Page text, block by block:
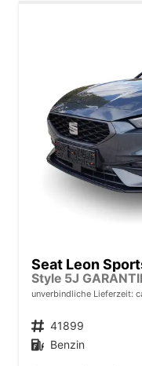
Seat Leon
unverbindliche Lieferzeit:
Fahrzeugnr. 41899
Kraftstoff Benzin